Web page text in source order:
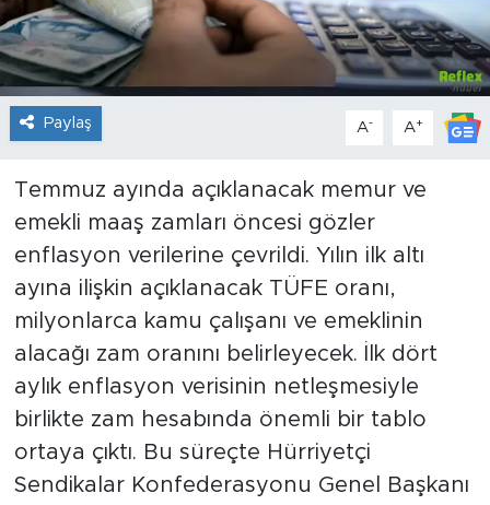
Paylaş A- A+
Temmuz ayında açıklanacak memur ve
emekli maaş zamları öncesi gözler
enflasyon verilerine çevrildi. Yılın ilk altı
ayına ilişkin açıklanacak TÜFE oranı,
milyonlarca kamu çalışanı ve emeklinin
alacağı zam oranını belirleyecek. İlk dört
aylık enflasyon verisinin netleşmesiyle
birlikte zam hesabında önemli bir tablo
ortaya çıktı. Bu süreçte Hürriyetçi
Sendikalar Konfederasyonu Genel Başkanı